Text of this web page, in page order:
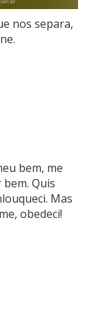
nos separa,
bem, me
Quis
Mas
obedeci!